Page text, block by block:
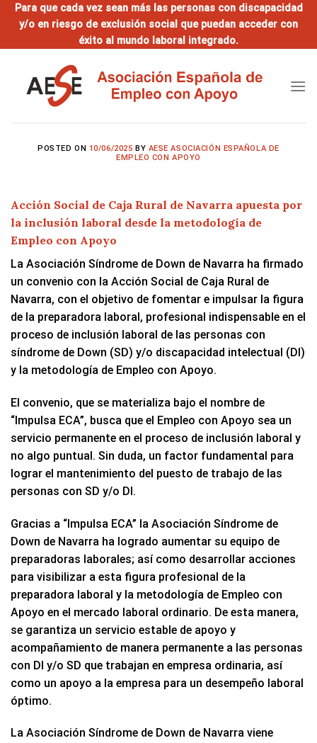
SaltarPara que cada vez sean más las personas con discapacidad
y/o en riesgo de exclusión social que puedan acceder con
éxito al mundo laboral integrado.
POSTED ON 10/06/2025 BY AESE ASOCIACIÓN ESPAÑOLA DE
EMPLEO CON APOYO
Acción Social de Caja Rural de Navarra apuesta por
la inclusión laboral desde la metodología de
Empleo con Apoyo
La Asociación Síndrome de Down de Navarra ha firmado
un convenio con la Acción Social de Caja Rural de
Navarra, con el objetivo de fomentar e impulsar la figura
de la preparadora laboral, profesional indispensable en el
proceso de inclusión laboral de las personas con
síndrome de Down (SD) y/o discapacidad intelectual (DI)
y la metodología de Empleo con Apoyo.
El convenio, que se materializa bajo el nombre de
“Impulsa ECA”, busca que el Empleo con Apoyo sea un
servicio permanente en el proceso de inclusión laboral y
no algo puntual. Sin duda, un factor fundamental para
lograr el mantenimiento del puesto de trabajo de las
personas con SD y/o DI.
Gracias a “Impulsa ECA” la Asociación Síndrome de
Down de Navarra ha logrado aumentar su equipo de
preparadoras laborales; así como desarrollar acciones
para visibilizar a esta figura profesional de la
preparadora laboral y la metodología de Empleo con
Apoyo en el mercado laboral ordinario. De esta manera,
se garantiza un servicio estable de apoyo y
acompañamiento de manera permanente a las personas
con DI y/o SD que trabajan en empresa ordinaria, así
como un apoyo a la empresa para un desempeño laboral
óptimo.
La Asociación Síndrome de Down de Navarra viene